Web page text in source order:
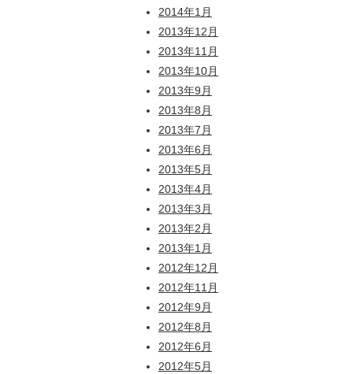
2014年1月
2013年12月
2013年11月
2013年10月
2013年9月
2013年8月
2013年7月
2013年6月
2013年5月
2013年4月
2013年3月
2013年2月
2013年1月
2012年12月
2012年11月
2012年9月
2012年8月
2012年6月
2012年5月